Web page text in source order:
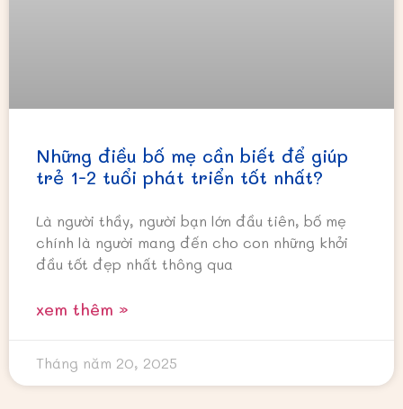
Những điều bố mẹ cần biết để giúp
trẻ 1-2 tuổi phát triển tốt nhất?
Là người thầy, người bạn lớn đầu tiên, bố mẹ
chính là người mang đến cho con những khởi
đầu tốt đẹp nhất thông qua
xem thêm »
Tháng năm 20, 2025